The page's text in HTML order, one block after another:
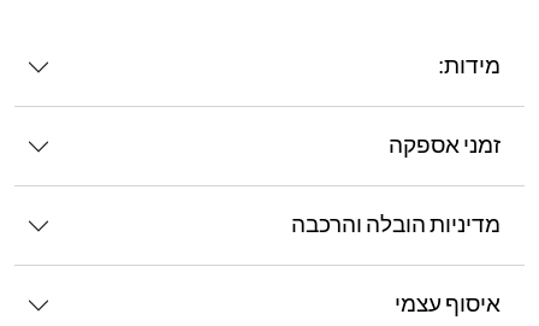
מידות:
זמני אספקה
מדיניות הובלה והרכבה
איסוף עצמי